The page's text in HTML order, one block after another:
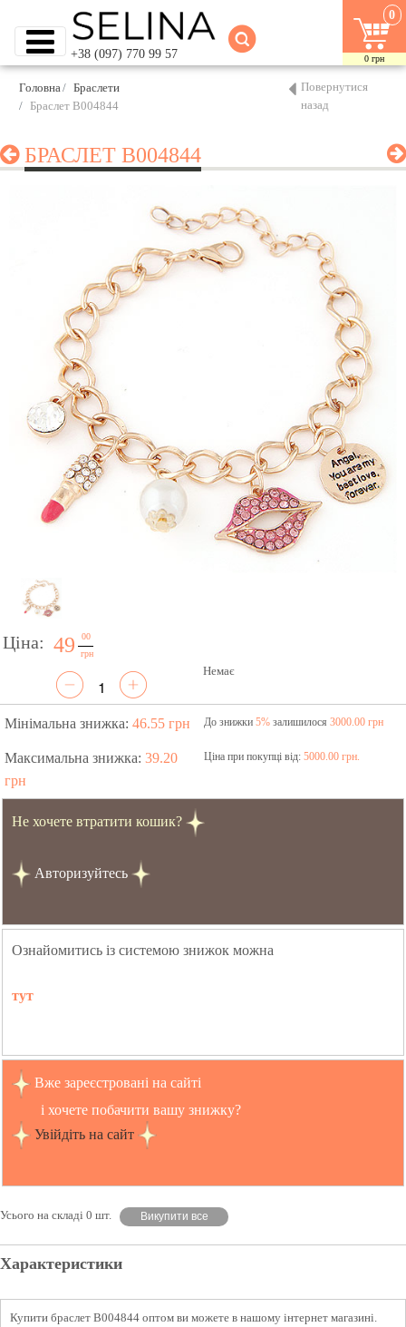
+38 (097) 770 99 57
0
0 грн
Головна
Браслети
Браслет B004844
Повернутися
назад
БРАСЛЕТ B004844
Ціна: 49
00
грн
Немає
Мінімальна знижка: 46.55 грн До знижки 5%залишилося 3000.00 грн
Максимальна знижка: 39.20
грн
Ціна при покупці від: 5000.00 грн.
Не хочете втратити кошик?
Авторизуйтесь
Ознайомитись із системою знижок можна
тут
Вже зареєстровані на сайті
і хочете побачити вашу знижку?
Увійдіть на сайт
Усього на складі 0 шт. Викупити все
Характеристики
Купити браслет B004844 оптом ви можете в нашому інтернет магазині.